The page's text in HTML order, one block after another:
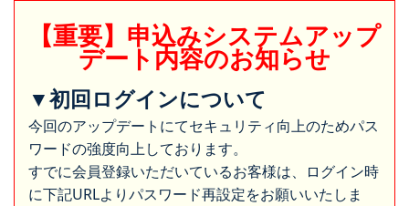
【重要】申込みシステムアップ
デート内容のお知らせ
▼初回ログインについて
今回のアップデートにてセキュリティ向上のためパス
ワードの強度向上しております。
すでに会員登録いただいているお客様は、ログイン時
に下記URLよりパスワード再設定をお願いいたしま